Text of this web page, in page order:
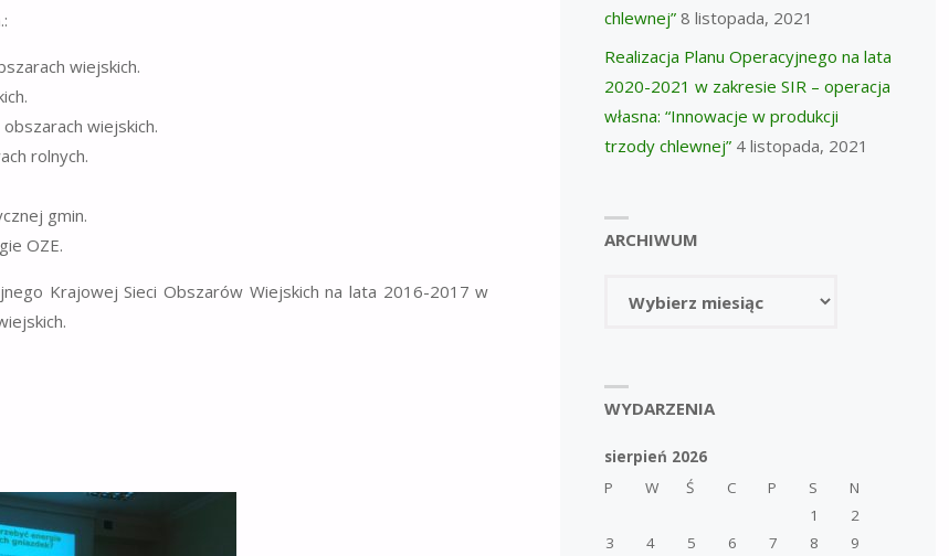
wiejskich.
wiejskich.
rolnych.
gmin.
OZE.
Krajowej Sieci Obszarów Wiejskich na lata 2016-2017 w
chlewnej” 8 listopada, 2021
Realizacja Planu Operacyjnego na lata
2020-2021 w zakresie SIR – operacja
własna: “Innowacje w produkcji
trzody chlewnej” 4 listopada, 2021
ARCHIWUM
WYDARZENIA
sierpień 2026
P
W Ś C P S
N
1
2
3
4 5 6 7 8
9